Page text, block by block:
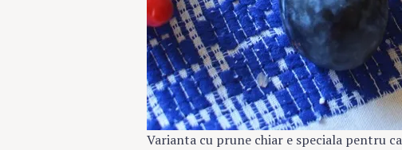
Varianta cu prune chiar e speciala pentru
Search
for: